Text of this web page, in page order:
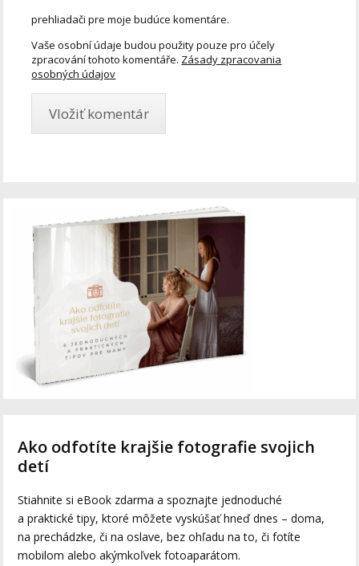
prehliadači pre moje budúce komentáre.
Vaše osobní údaje budou použity pouze pro účely
zpracování tohoto komentáře. Zásady zpracovania
osobných údajov
Ako odfotíte krajšie fotografie svojich
detí
Stiahnite si eBook zdarma a spoznajte jednoduché
a praktické tipy, ktoré môžete vyskúšať hneď dnes – doma,
na prechádzke, či na oslave, bez ohľadu na to, či fotíte
mobilom alebo akýmkoľvek fotoaparátom.